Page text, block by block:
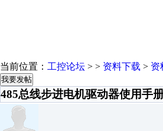
当前位置： 工控论坛 > > 资料下载 > 资
我要发帖
485总线步进电机驱动器使用手